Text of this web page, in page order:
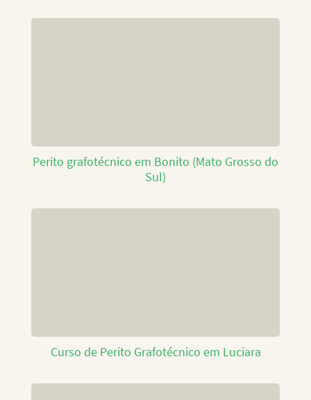
Perito grafotécnico em Bonito (Mato Grosso do
Sul)
Curso de Perito Grafotécnico em Luciara